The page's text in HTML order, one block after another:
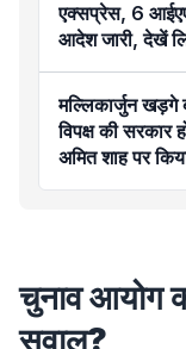
एक्सप्रेस, 6
आदेश जारी, देखें
मल्लिकार्जुन खड़गे
विपक्ष की सरकार
अमित शाह पर
चुनाव आयोग
सवाल?